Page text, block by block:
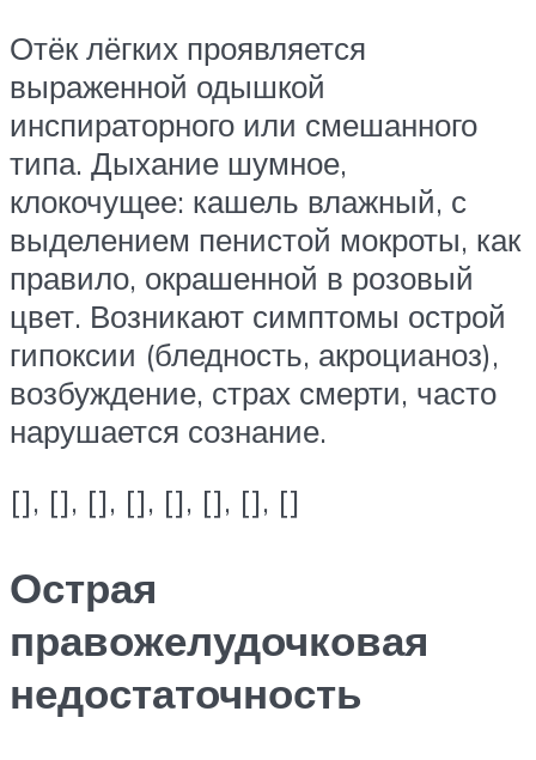
Отёк лёгких проявляется
выраженной одышкой
инспираторного или смешанного
типа. Дыхание шумное,
клокочущее: кашель влажный, с
выделением пенистой мокроты, как
правило, окрашенной в розовый
цвет. Возникают симптомы острой
гипоксии (бледность, акроцианоз),
возбуждение, страх смерти, часто
нарушается сознание.
[], [], [], [], [], [], [], []
Острая
правожелудочковая
недостаточность